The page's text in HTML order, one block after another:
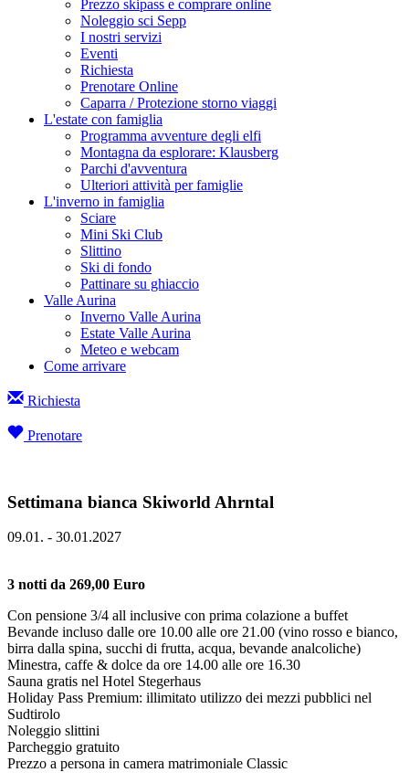
Prezzo skipass e comprare online
Noleggio sci Sepp
I nostri servizi
Eventi
Richiesta
Prenotare Online
Caparra / Protezione storno viaggi
L'estate con famiglia
Programma avventure degli elfi
Montagna da esplorare: Klausberg
Parchi d'avventura
Ulteriori attività per famiglie
L'inverno in famiglia
Sciare
Mini Ski Club
Slittino
Ski di fondo
Pattinare su ghiaccio
Valle Aurina
Inverno Valle Aurina
Estate Valle Aurina
Meteo e webcam
Come arrivare
Richiesta
Prenotare
Settimana bianca Skiworld Ahrntal
09.01. - 30.01.2027
3 notti da 269,00 Euro
Con pensione 3/4 all inclusive con prima colazione a buffet
Bevande incluso dalle ore 10.00 alle ore 21.00 (vino rosso e bianco,
birra dalla spina, succhi di frutta, acqua, bevande analcoliche)
Minestra, caffe & dolce da ore 14.00 alle ore 16.30
Sauna gratis nel Hotel Stegerhaus
Holiday Pass Premium: illimitato utilizzo dei mezzi pubblici nel
Sudtirolo
Noleggio slittini
Parcheggio gratuito
Prezzo a persona in camera matrimoniale Classic